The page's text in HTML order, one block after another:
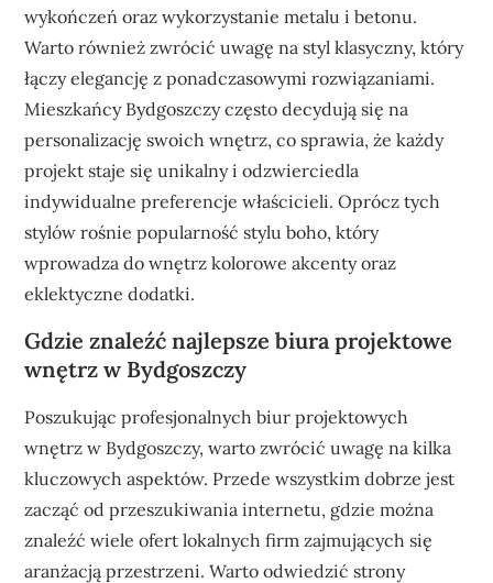
wykończeń oraz wykorzystanie metalu i betonu.
Warto również zwrócić uwagę na styl klasyczny, który
łączy elegancję z ponadczasowymi rozwiązaniami.
Mieszkańcy Bydgoszczy często decydują się na
personalizację swoich wnętrz, co sprawia, że każdy
projekt staje się unikalny i odzwierciedla
indywidualne preferencje właścicieli. Oprócz tych
stylów rośnie popularność stylu boho, który
wprowadza do wnętrz kolorowe akcenty oraz
eklektyczne dodatki.
Gdzie znaleźć najlepsze biura projektowe
wnętrz w Bydgoszczy
Poszukując profesjonalnych biur projektowych
wnętrz w Bydgoszczy, warto zwrócić uwagę na kilka
kluczowych aspektów. Przede wszystkim dobrze jest
zacząć od przeszukiwania internetu, gdzie można
znaleźć wiele ofert lokalnych firm zajmujących się
aranżacją przestrzeni. Warto odwiedzić strony